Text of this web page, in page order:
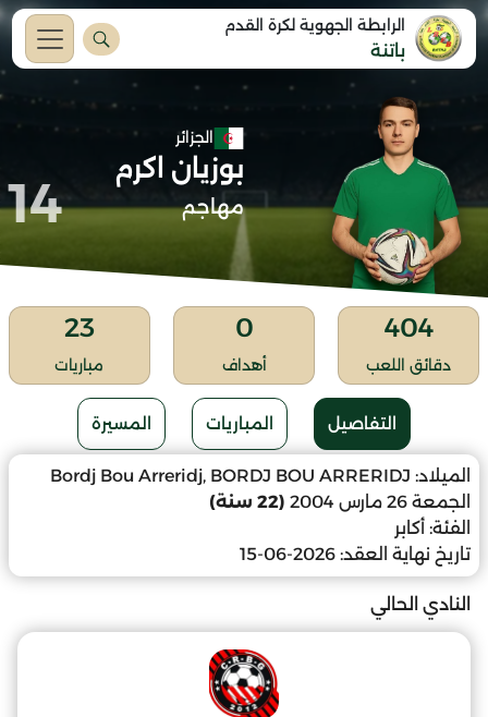
الرابطة الجهوية لكرة القدم
باتنة
الجزائر
بوزيان اكرم
مهاجم 14
404
دقائق اللعب
0
أهداف
23
مباريات
التفاصيل المباريات المسيرة
الميلاد: Bordj Bou Arreridj, BORDJ BOU ARRERIDJ
الجمعة 26 مارس 2004
(22 سنة)
الفئة: أكابر
تاريخ نهاية العقد: 2026-06-15
النادي الحالي